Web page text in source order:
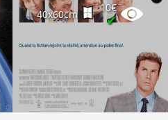
40x60cm
10€
✔